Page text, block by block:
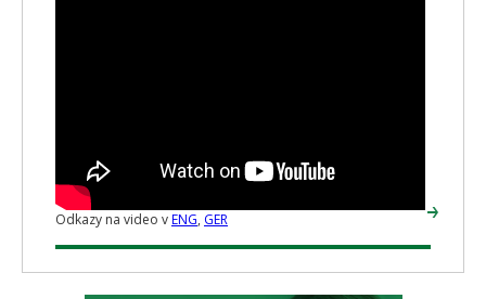
Odkazy na video vENG, GER